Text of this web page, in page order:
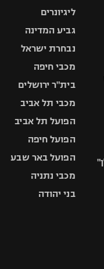
ליגיונרים
גביע המדינה
נבחרת ישראל
מכבי חיפה
בית"ר ירושלים
מכבי תל אביב
הפועל תל אביב
הפועל חיפה
הפועל באר שבע
מכבי נתניה
בני יהודה